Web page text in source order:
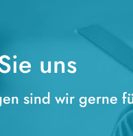
uns
sind wir gerne